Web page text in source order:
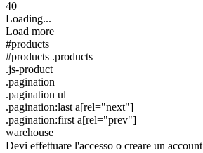
40
Loading...
Load more
#products
#products .products
.js-product
.pagination
.pagination ul
.pagination:last a[rel="next"]
.pagination:first a[rel="prev"]
warehouse
Devi effettuare l'accesso o creare un account